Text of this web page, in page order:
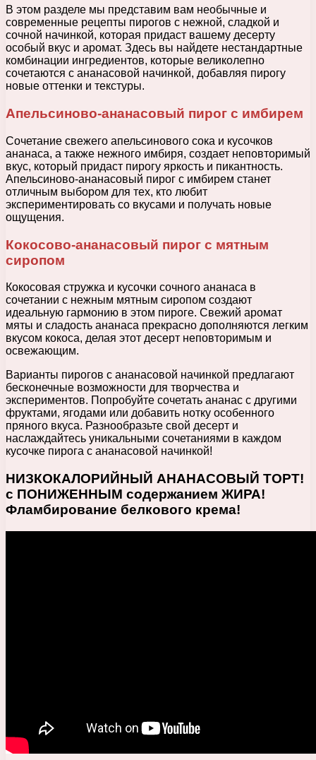
В этом разделе мы представим вам необычные и
современные рецепты пирогов с нежной, сладкой и
сочной начинкой, которая придаст вашему десерту
особый вкус и аромат. Здесь вы найдете нестандартные
комбинации ингредиентов, которые великолепно
сочетаются с ананасовой начинкой, добавляя пирогу
новые оттенки и текстуры.
Апельсиново-ананасовый пирог с имбирем
Сочетание свежего апельсинового сока и кусочков
ананаса, а также нежного имбиря, создает неповторимый
вкус, который придаст пирогу яркость и пикантность.
Апельсиново-ананасовый пирог с имбирем станет
отличным выбором для тех, кто любит
экспериментировать со вкусами и получать новые
ощущения.
Кокосово-ананасовый пирог с мятным
сиропом
Кокосовая стружка и кусочки сочного ананаса в
сочетании с нежным мятным сиропом создают
идеальную гармонию в этом пироге. Свежий аромат
мяты и сладость ананаса прекрасно дополняются легким
вкусом кокоса, делая этот десерт неповторимым и
освежающим.
Варианты пирогов с ананасовой начинкой предлагают
бесконечные возможности для творчества и
экспериментов. Попробуйте сочетать ананас с другими
фруктами, ягодами или добавить нотку особенного
пряного вкуса. Разнообразьте свой десерт и
наслаждайтесь уникальными сочетаниями в каждом
кусочке пирога с ананасовой начинкой!
НИЗКОКАЛОРИЙНЫЙ АНАНАСОВЫЙ ТОРТ!
с ПОНИЖЕННЫМ содержанием ЖИРА!
Фламбирование белкового крема!